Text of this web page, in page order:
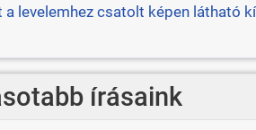
a levelemhez csatolt képen látható
írásaink